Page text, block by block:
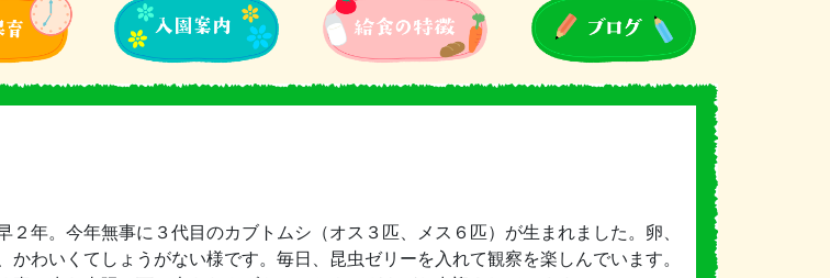
年。今年無事に３代目のカブトムシ（オス３匹、メス６匹）が生まれました。卵、
わいくてしょうがない様です。毎日、昆虫ゼリーを入れて観察を楽しんでいます。